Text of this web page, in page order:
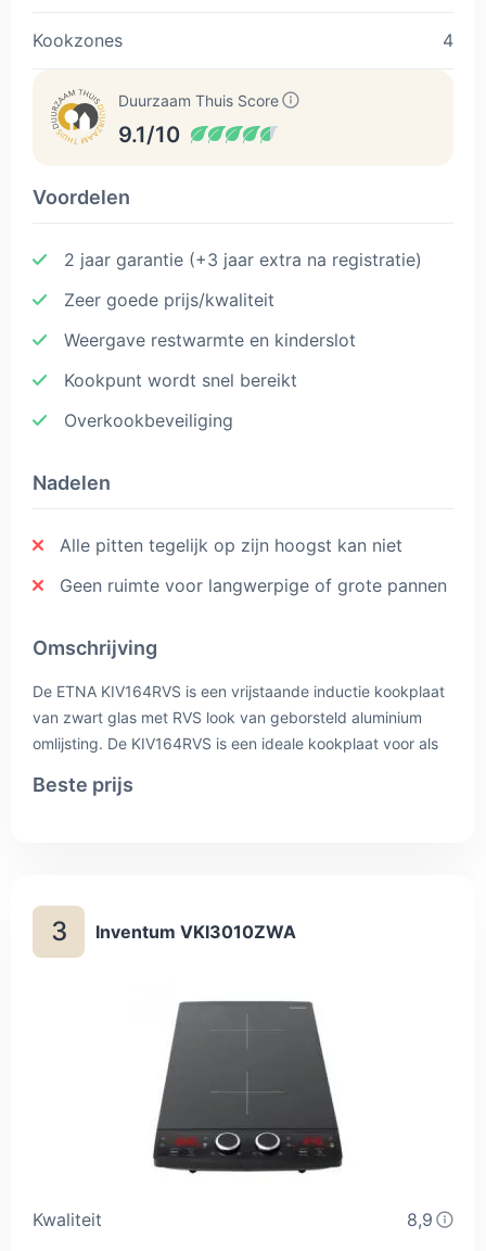
Kookzones 4
Duurzaam Thuis Score
9.1/10
Voordelen
2 jaar garantie (+3 jaar extra na registratie)
Zeer goede prijs/kwaliteit
Weergave restwarmte en kinderslot
Kookpunt wordt snel bereikt
Overkookbeveiliging
Nadelen
Alle pitten tegelijk op zijn hoogst kan niet
Geen ruimte voor langwerpige of grote pannen
Omschrijving
De ETNA KIV164RVS is een vrijstaande inductie kookplaat
van zwart glas met RVS look van geborsteld aluminium
omlijsting. De KIV164RVS is een ideale kookplaat voor als
breed en is voorzien van 4 kookzones en bevat
Beste prijs
3 Inventum VKI3010ZWA
Kwaliteit 8,9